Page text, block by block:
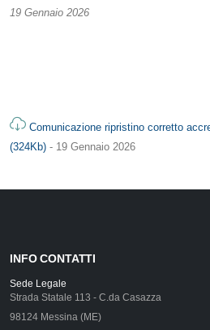
19 Gennaio 2026
Comunicazione ripristino corretto
(324Kb) - 19 Gennaio 2026
INFO CONTATTI
Sede Legale
Strada Statale 113 - C.da Casazza
98124 Messina (ME)